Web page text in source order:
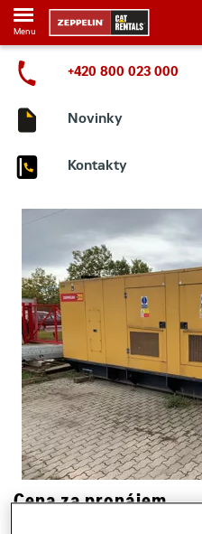
Menu
+420 800 023 000
Novinky
Kontakty
Cena za pronájem